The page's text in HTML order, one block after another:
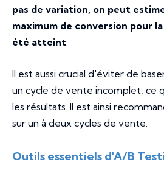
pas de variation, on peut
maximum de conversion pour
été atteint.
Il est aussi crucial d'éviter de
un cycle de vente incomplet, ce
les résultats. Il est ainsi
sur un à deux cycles de vente.
Outils essentiels d'A/B